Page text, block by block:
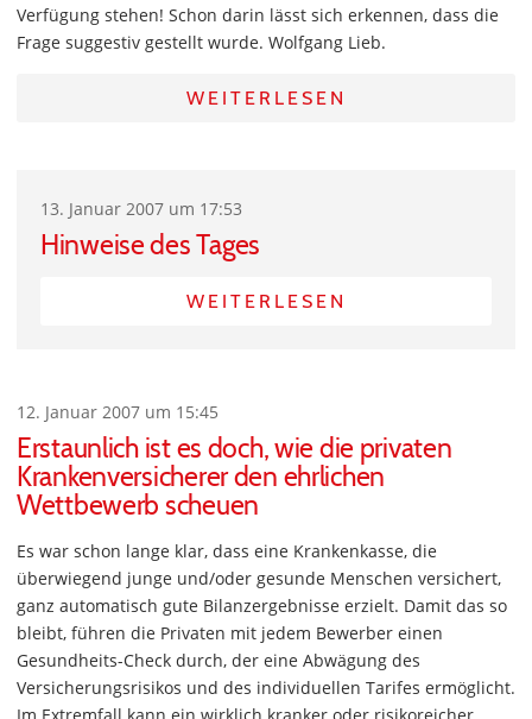
Verfügung stehen! Schon darin lässt sich erkennen, dass die
Frage suggestiv gestellt wurde. Wolfgang Lieb.
WEITERLESEN
13. Januar 2007 um 17:53
Hinweise des Tages
WEITERLESEN
12. Januar 2007 um 15:45
Erstaunlich ist es doch, wie die privaten
Krankenversicherer den ehrlichen
Wettbewerb scheuen
Es war schon lange klar, dass eine Krankenkasse, die
überwiegend junge und/oder gesunde Menschen versichert,
ganz automatisch gute Bilanzergebnisse erzielt. Damit das so
bleibt, führen die Privaten mit jedem Bewerber einen
Gesundheits-Check durch, der eine Abwägung des
Versicherungsrisikos und des individuellen Tarifes ermöglicht.